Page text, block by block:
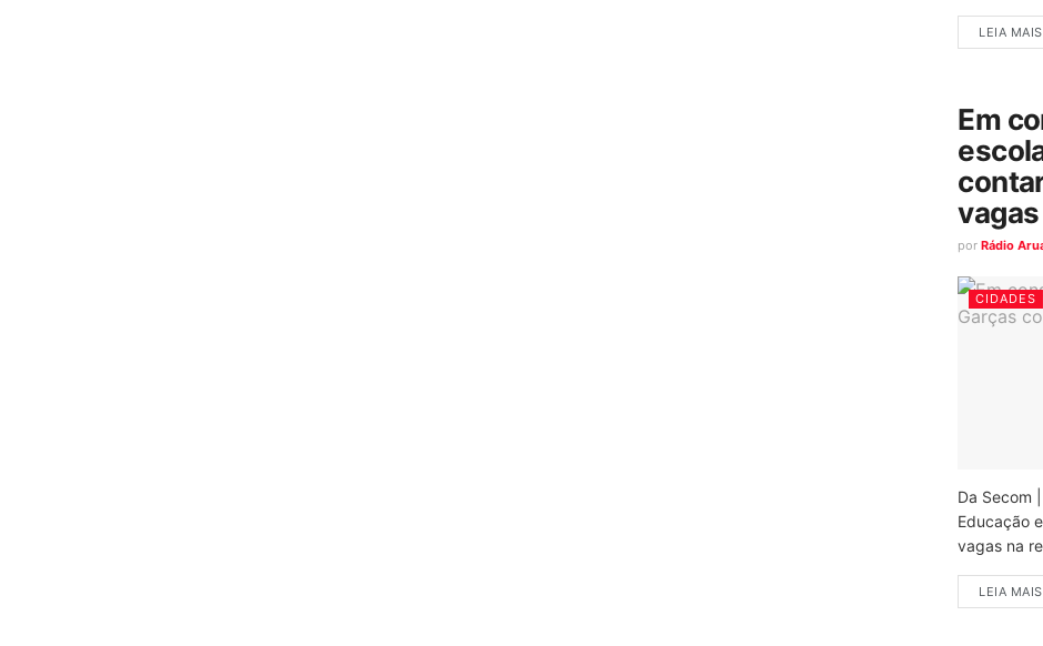
LEIA MAIS
Em
vagas
por Rádio
CIDADES
Da Secom
Educação
vagas na
LEIA MAIS